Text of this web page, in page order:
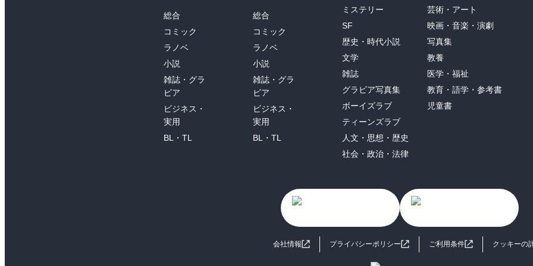
総合
コミック
ラノベ
小説
雑誌・グラ
ビア
ビジネス・
実用
BL・TL
総合
コミック
ラノベ
小説
雑誌・グラ
ビア
ビジネス・
実用
BL・TL
ミステリー
SF
歴史・時代小説
文学
雑誌
グラビア写真集
ボーイズラブ
ティーンズラブ
人文・思想・歴史
社会・政治・法律
芸術・アート
映画・音楽・演劇
写真集
教養
医学・福祉
教育・語学・参考書
児童書
会社情報 プライバシーポリシー ご利用条件 クッキーの